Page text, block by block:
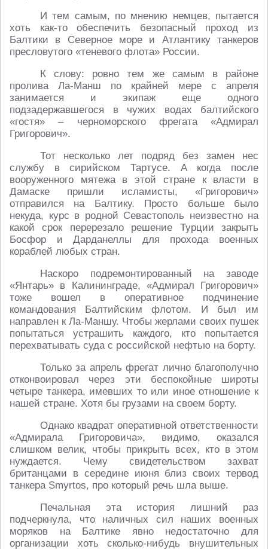
И тем самым, по мнению немцев, пытается
хоть как-то обеспечить безопасный проход из
Балтики в Северное море и Атлантику танкеров
пресловутого «теневого флота» России.
К слову: ровно тем же самым в районе
пролива Ла-Манш по крайней мере с апреля
занимается и экипаж еще одного
подзадержавшегося в чужих водах балтийского
«гостя» – черноморского фрегата «Адмирал
Григорович».
Тот несколько лет подряд без замен нес
службу в сирийском Тартусе. А когда после
вооруженного мятежа в этой стране к власти в
Дамаске пришли исламисты, «Григорович»
отправился на Балтику. Просто больше было
некуда, курс в родной Севастополь неизвестно на
какой срок перерезало решение Турции закрыть
Босфор и Дарданеллы для прохода военных
кораблей любых стран.
Наскоро подремонтированный на заводе
«Янтарь» в Калининграде, «Адмирал Григорович»
тоже вошел в оперативное подчинение
командования Балтийским флотом. И был им
направлен к Ла-Маншу. Чтобы жерлами своих пушек
попытаться устрашить каждого, кто попытается
перехватывать суда с российской нефтью на борту.
Только за апрель фрегат лично благополучно
отконвоировал через эти беспокойные широты
четыре танкера, имевших то или иное отношение к
нашей стране. Хотя бы грузами на своем борту.
Однако квадрат оперативной ответственности
«Адмирала Григоровича», видимо, оказался
слишком велик, чтобы прикрыть всех, кто в этом
нуждается. Чему свидетельством захват
британцами в середине июня близ своих тервод
танкера Smyrtos, про который речь шла выше.
Печальная эта история лишний раз
подчеркнула, что наличных сил наших военных
моряков на Балтике явно недостаточно для
организации хоть сколько-нибудь внушительных